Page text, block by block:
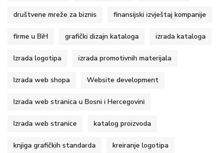
društvene mreže za biznis finansijski izvještaj kompanije
firme u BiH grafički dizajn kataloga izrada kataloga
Izrada logotipa izrada promotivnih materijala
Izrada web shopa Website development
Izrada web stranica u Bosni i Hercegovini
Izrada web stranice katalog proizvoda
knjiga grafičkih standarda kreiranje logotipa